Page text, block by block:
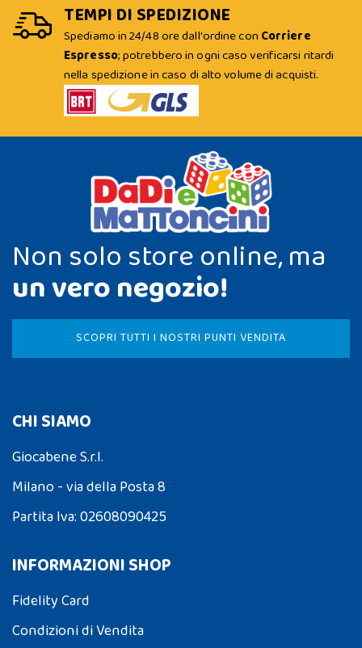
TEMPI DI SPEDIZIONE
Spediamo in 24/48 ore dall'ordine con Corriere
Espresso; potrebbero in ogni caso verificarsi ritardi
nella spedizione in caso di alto volume di acquisti.
Non solo store online, ma
un vero negozio!
SCOPRI TUTTI I NOSTRI PUNTI VENDITA
CHI SIAMO
Giocabene S.r.l.
Milano - via della Posta 8
Partita Iva: 02608090425
INFORMAZIONI SHOP
Fidelity Card
Condizioni di Vendita